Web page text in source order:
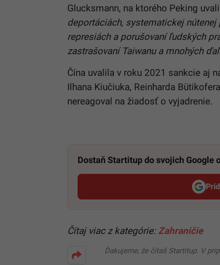
Glucksmann, na ktorého Peking
deportáciách, systematickej
represiách a porušovaní ľudských
zastrašovaní Taiwanu a mnohých
Čína uvalila v roku 2021 sankcie aj
Ilhana Kiučiuka, Reinharda
nereagoval na žiadosť o vyjadrenie.
Dostaň Startitup do svojich Google
Čítaj viac z kategórie: Zahraničie
Ďakujeme, že čítaš Startitup. V